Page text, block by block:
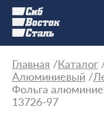
Главная Каталог
Алюминиевый
Фольга
13726-97